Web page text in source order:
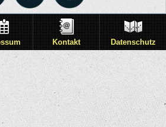
Kontakt Datenschutz